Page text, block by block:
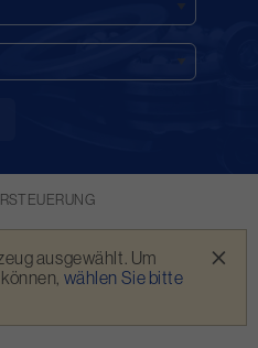
ausgewählt. Um
wählen Sie bitte
×